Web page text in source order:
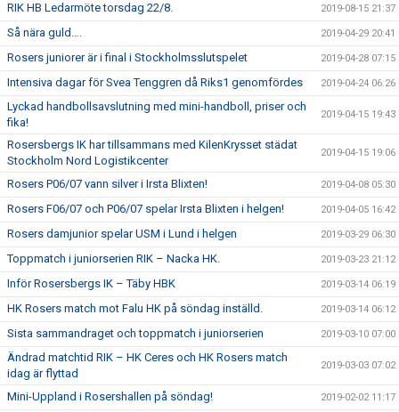
RIK HB Ledarmöte torsdag 22/8. 2019-08-15 21:37
Så nära guld…. 2019-04-29 20:41
Rosers juniorer är i final i Stockholmsslutspelet 2019-04-28 07:15
Intensiva dagar för Svea Tenggren då Riks1 genomfördes 2019-04-24 06:26
Lyckad handbollsavslutning med mini-handboll, priser och
fika!
2019-04-15 19:43
Rosersbergs IK har tillsammans med KilenKrysset städat
Stockholm Nord Logistikcenter
2019-04-15 19:06
Rosers P06/07 vann silver i Irsta Blixten! 2019-04-08 05:30
Rosers F06/07 och P06/07 spelar Irsta Blixten i helgen! 2019-04-05 16:42
Rosers damjunior spelar USM i Lund i helgen 2019-03-29 06:30
Toppmatch i juniorserien RIK – Nacka HK. 2019-03-23 21:12
Inför Rosersbergs IK – Täby HBK 2019-03-14 06:19
HK Rosers match mot Falu HK på söndag inställd. 2019-03-14 06:12
Sista sammandraget och toppmatch i juniorserien 2019-03-10 07:00
Ändrad matchtid RIK – HK Ceres och HK Rosers match
idag är flyttad
2019-03-03 07:02
Mini-Uppland i Rosershallen på söndag! 2019-02-02 11:17